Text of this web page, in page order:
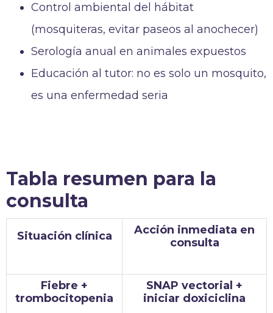
Control ambiental del hábitat
(mosquiteras, evitar paseos al anochecer)
Serología anual en animales expuestos
Educación al tutor: no es solo un mosquito,
es una enfermedad seria
Tabla resumen para la
consulta
Situación clínica
Acción inmediata en
consulta
Fiebre +
trombocitopenia
SNAP vectorial +
iniciar doxiciclina